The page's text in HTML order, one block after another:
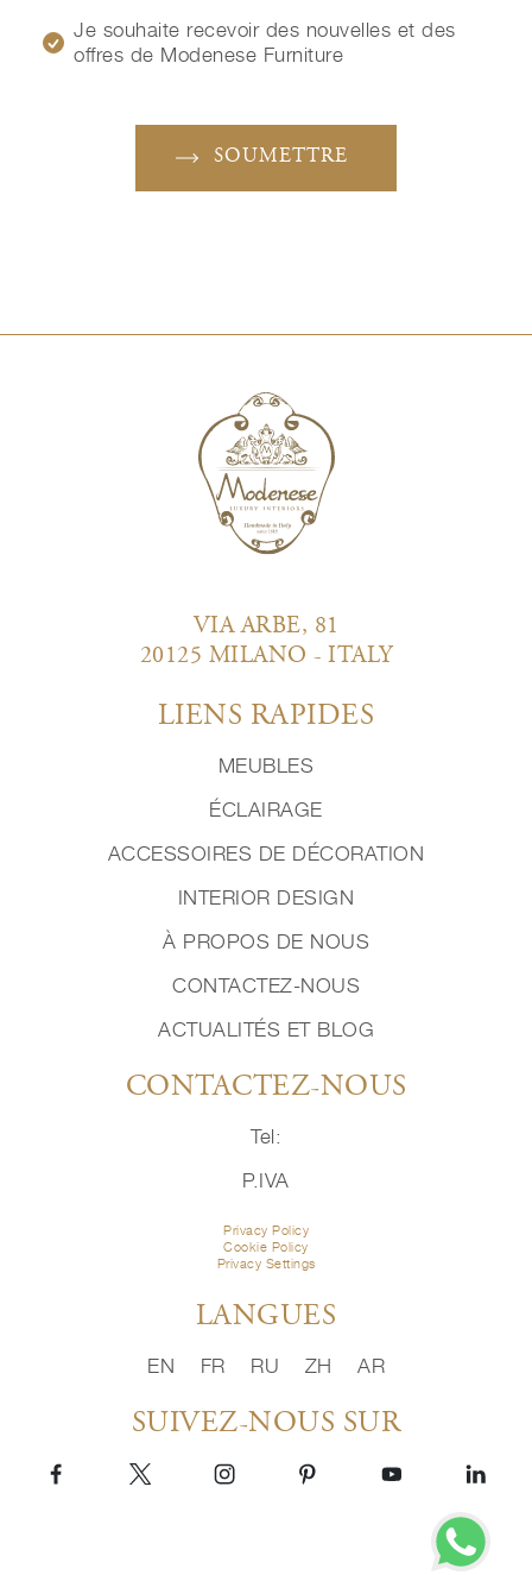
Je souhaite recevoir des nouvelles et des
offres de Modenese Furniture
SOUMETTRE
VIA ARBE, 81
20125 MILANO - ITALY
LIENS RAPIDES
MEUBLES
ÉCLAIRAGE
ACCESSOIRES DE DÉCORATION
INTERIOR DESIGN
À PROPOS DE NOUS
CONTACTEZ-NOUS
ACTUALITÉS ET BLOG
CONTACTEZ-NOUS
Tel:
P.IVA
Privacy Policy
Cookie Policy
Privacy Settings
LANGUES
EN FR RU ZH AR
SUIVEZ-NOUS SUR